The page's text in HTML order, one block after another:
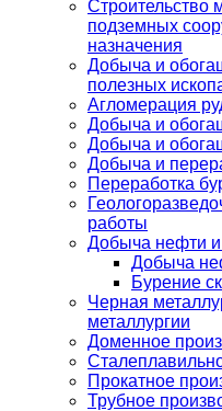
Строительство
подземных
назначения
Добыча и
полезных
Агломерация
Добыча и
Добыча и
Добыча и
Переработка
работы
Добыча нефти и
Добыча
Бурение
Черная
металлургии
Доменное
Прокатное
Трубное